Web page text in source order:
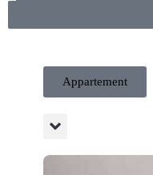
Appartement